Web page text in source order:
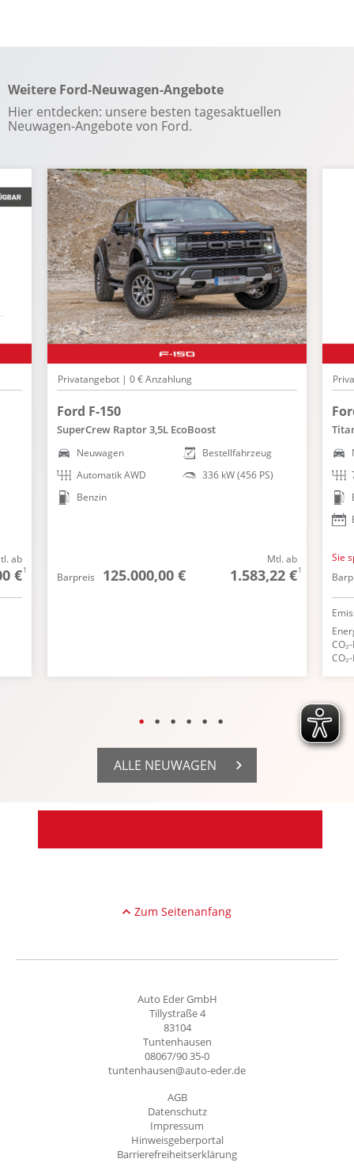
SICHERHEIT & FAHRASSISTENZ
Außenspiegel mit Toten-Winkel-Assistent
Beifahrerairbag
Fahrerairbag
ISOFIX Kindersitzhalterung
Müdigkeitserkennung
Parksensor vorne + hinten
Regensensor
Reifendruckkontrolle
Rückfahrkamera
Seitenairbag
Spurhalteassistent
Verkehrszeichenerkennung
SONSTIGES
Verzurrösen im Laderaum
Weitere Ford-Neuwagen-Angebote
Hier entdecken: unsere besten tagesaktuellen
Neuwagen-Angebote von Ford.
ab
€1
Privatangebot | 0 € Anzahlung
Ford F-150
SuperCrew Raptor 3,5L EcoBoost
Neuwagen
Automatik AWD
Benzin
Bestellfahrzeug
336 kW (456 PS)
Barpreis 125.000,00 €
Mtl. ab
1.583,22 €1
Sie
ALLE NEUWAGEN
Zum Seitenanfang
Auto Eder GmbH
Tillystraße 4
83104
Tuntenhausen
08067/90 35-0
tuntenhausen@auto-eder.de
AGB
Datenschutz
Impressum
Hinweisgeberportal
Barrierefreiheitserklärung